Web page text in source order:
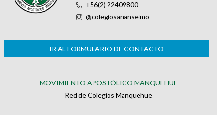
+56(2) 22409800
@colegiosananselmo
IR AL FORMULARIO DE CONTACTO
MOVIMIENTO APOSTÓLICO MANQUEHUE
Red de Colegios Manquehue